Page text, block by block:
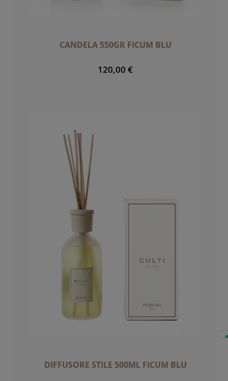
CANDELA 550GR FICUM BLU
120,00 €
DIFFUSORE STILE 500ML FICUM BLU